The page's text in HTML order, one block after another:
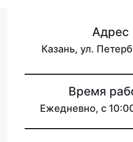
Адрес
Казань, ул.
Время
Ежедневно, с